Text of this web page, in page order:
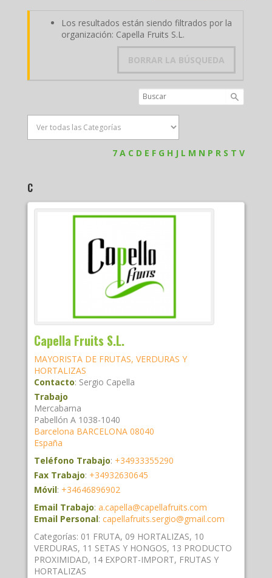
Los resultados están siendo filtrados por la
organización: Capella Fruits S.L.
BORRAR LA BÚSQUEDA
7 A C D E F G H J L M N P R S T V
C
Capella Fruits S.L.
MAYORISTA DE FRUTAS, VERDURAS Y
HORTALIZAS
Contacto: Sergio Capella
Trabajo
Mercabarna
Pabellón A 1038-1040
Barcelona BARCELONA 08040
España
Teléfono Trabajo: +34933355290
Fax Trabajo: +34932630645
Móvil: +34646896902
Email Trabajo: a.capella@capellafruits.com
Email Personal: capellafruits.sergio@gmail.com
Categorías: 01 FRUTA, 09 HORTALIZAS, 10
VERDURAS, 11 SETAS Y HONGOS, 13 PRODUCTO
PROXIMIDAD, 14 EXPORT-IMPORT, FRUTAS Y
HORTALIZAS